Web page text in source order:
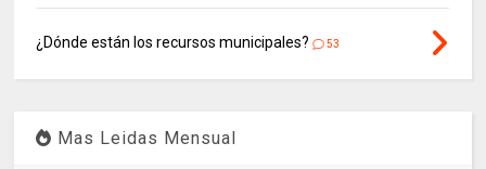
¿Dónde están los recursos municipales? 53
Mas Leidas Mensual